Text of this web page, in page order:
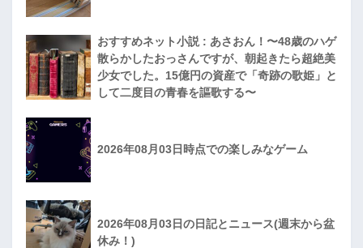
おすすめネット小説 : あさおん！〜48歳のハゲ
散らかしたおっさんですが、朝起きたら超絶美
少女でした。15億円の資産で「奇跡の歌姫」と
して二度目の青春を謳歌する〜
2026年08月03日時点での楽しみなゲーム
2026年08月03日の日記とニュース(週末から盆
休み！)